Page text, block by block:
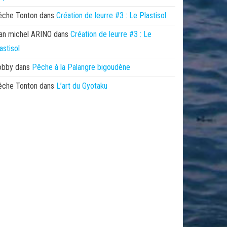
Tonton dans Création de leurre #3 : Le Plastisol
michel ARINO dans Création de leurre #3 : Le
dans Pêche à la Palangre bigoudène
Tonton dans L’art du Gyotaku